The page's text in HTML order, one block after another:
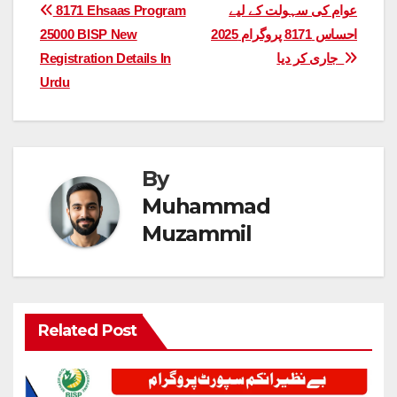
Post
navigation
عوام کی سہولت کے لیے
احساس 8171 پروگرام 2025
جاری کر دیا
8171 Ehsaas Program
25000 BISP New
Registration Details In
Urdu
By
Muhammad
Muzammil
Related Post